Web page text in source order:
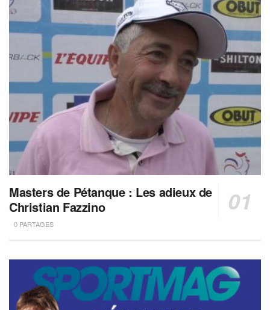
Masters de Pétanque : Les adieux de
Christian Fazzino
0 PARTAGES